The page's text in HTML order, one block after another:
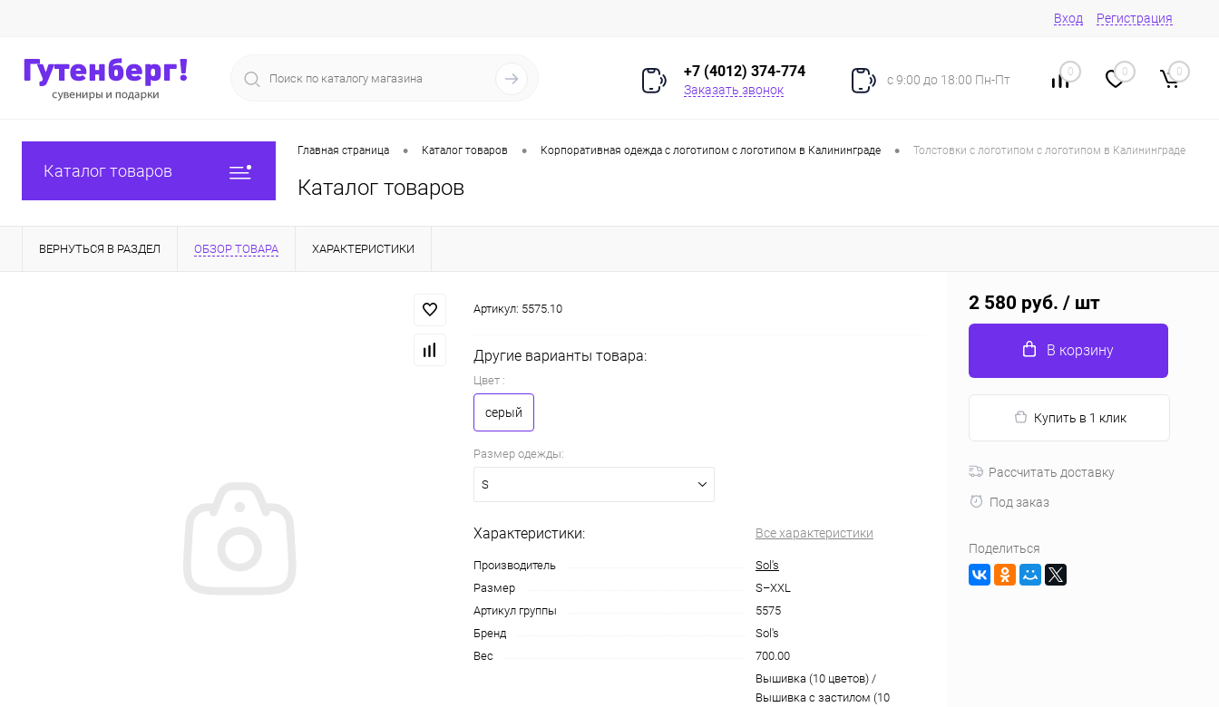
Вход Регистрация
+7 (4012) 374-774
Заказать звонок
с 9:00 до 18:00 Пн-Пт
0 0 0
Каталог товаров
Главная страница • Каталог товаров • Корпоративная одежда с логотипом с логотипом в Калининграде • Толстовки с логотипом с логотипом в Калининграде
Каталог товаров
ВЕРНУТЬСЯ В РАЗДЕЛ ОБЗОР ТОВАРА ХАРАКТЕРИСТИКИ
Артикул: 5575.10
Другие варианты товара:
Цвет :
серый
Размер одежды:
S
Характеристики: Все характеристики
Производитель
Sol's
Размер
S–XXL
Артикул группы
5575
Бренд
Sol's
Вес
700.00
Вышивка (10 цветов) /
Вышивка с застилом (10
2 580 руб. / шт
В корзину
Купить в 1 клик
Рассчитать доставку
Под заказ
Поделиться